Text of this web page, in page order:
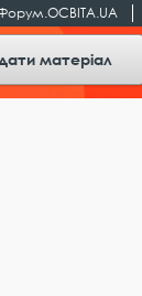
матеріал